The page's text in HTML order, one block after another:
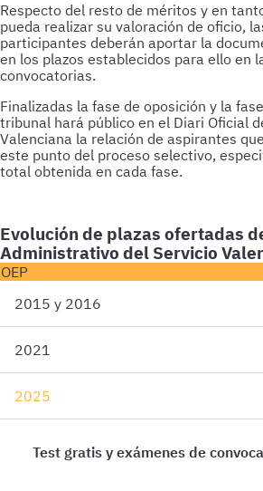
Respecto del resto de méritos y en
pueda realizar su valoración de oficio,
participantes deberán aportar la
en los plazos establecidos para ello en
convocatorias.
Finalizadas la fase de oposición y la
tribunal hará público en el Diari Oficial
Valenciana la relación de aspirantes
este punto del proceso selectivo,
total obtenida en cada fase.
Evolución de plazas ofertadas
Administrativo del Servicio
OEP
2015 y 2016
2021
2025